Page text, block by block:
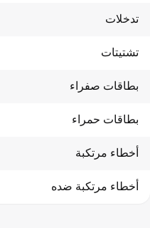
تدخلات
تشتيتات
بطاقات صفراء
بطاقات حمراء
أخطاء مرتكبة
أخطاء مرتكبة ضده